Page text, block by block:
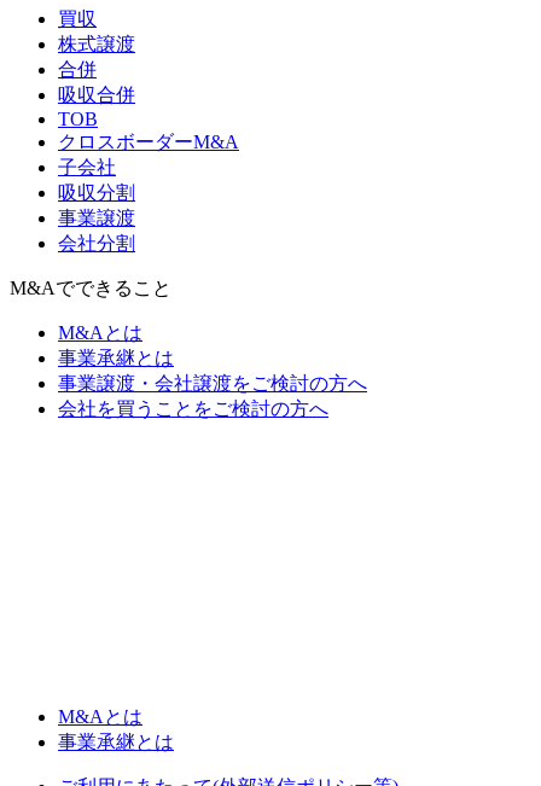
買収
株式譲渡
合併
吸収合併
TOB
クロスボーダーM&A
子会社
吸収分割
事業譲渡
会社分割
M&Aでできること
M&Aとは
事業承継とは
事業譲渡・会社譲渡をご検討の方へ
会社を買うことをご検討の方へ
M&Aとは
事業承継とは